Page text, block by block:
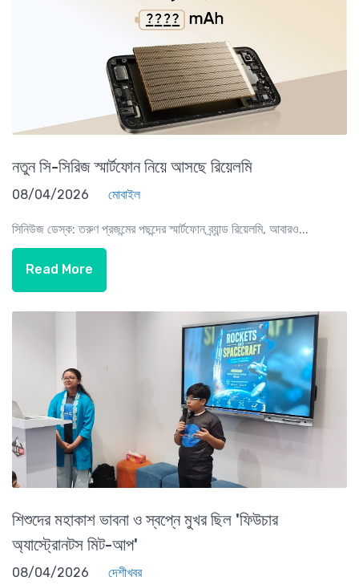
নতুন সি-সিরিজ স্মার্টফোন নিয়ে আসছে রিয়েলমি
08/04/2026 মোবাইল
সিনিউজ ডেস্ক: তরুণ প্রজন্মের পছন্দের স্মার্টফোন ব্র্যান্ড রিয়েলমি, আবারও...
Read More
শিশুদের মহাকাশ ভাবনা ও স্বপ্নে মুখর ছিল 'ফিউচার
অ্যাস্ট্রোনটস মিট-আপ'
08/04/2026 দেশীখবর